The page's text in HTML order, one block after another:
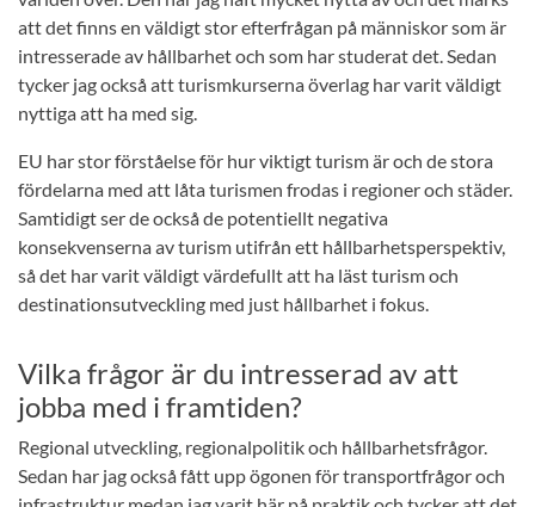
att det finns en väldigt stor efterfrågan på människor som är
intresserade av hållbarhet och som har studerat det. Sedan
tycker jag också att turismkurserna överlag har varit väldigt
nyttiga att ha med sig.
EU har stor förståelse för hur viktigt turism är och de stora
fördelarna med att låta turismen frodas i regioner och städer.
Samtidigt ser de också de potentiellt negativa
konsekvenserna av turism utifrån ett hållbarhetsperspektiv,
så det har varit väldigt värdefullt att ha läst turism och
destinationsutveckling med just hållbarhet i fokus.
Vilka frågor är du intresserad av att
jobba med i framtiden?
Regional utveckling, regionalpolitik och hållbarhetsfrågor.
Sedan har jag också fått upp ögonen för transportfrågor och